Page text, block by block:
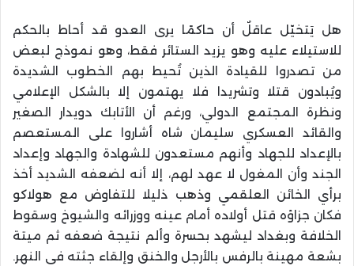
هل يَتخيّل عاقلٌ أن حاكمًا يرى العدو قد أحاط بالحكم
للاستيلاء عليه وهو يزيد الستائر فقط، وهو نموذج لبعض
من تصدروا للقيادة الذين تُحيط بهم الخطوب الشديدة
ويُبادون قتلا وتشريدا فلا يهتمون إلا بالشكل الإعلامي
ونظرة المجتمع الدولي، ورغم أن الأتابك دويدار الصغير
والقائد العسكري سليمان شاه أشاروا على المستعصم
بالإعداد للجهاد وأنهم مستعدون للشهادة والجهاد وإعداد
الجند وأن المغول لا عهد لهم، إلا أنه لضعفه الشديد أخذ
برأي الخائن العلقمي وذهب ذليلا للتفاوض مع هولاكو
فكان جزاؤه قتل أولاده أمام عينه ووزرائه والشيوخ وسقوط
الخلافة وبغداد ليشهد بحسرة وألم نتيجة ضعفه ثم ميتة
بشعة مهينة بالرفس بالأرجل والخنق وإلقاء جثته في النهر.